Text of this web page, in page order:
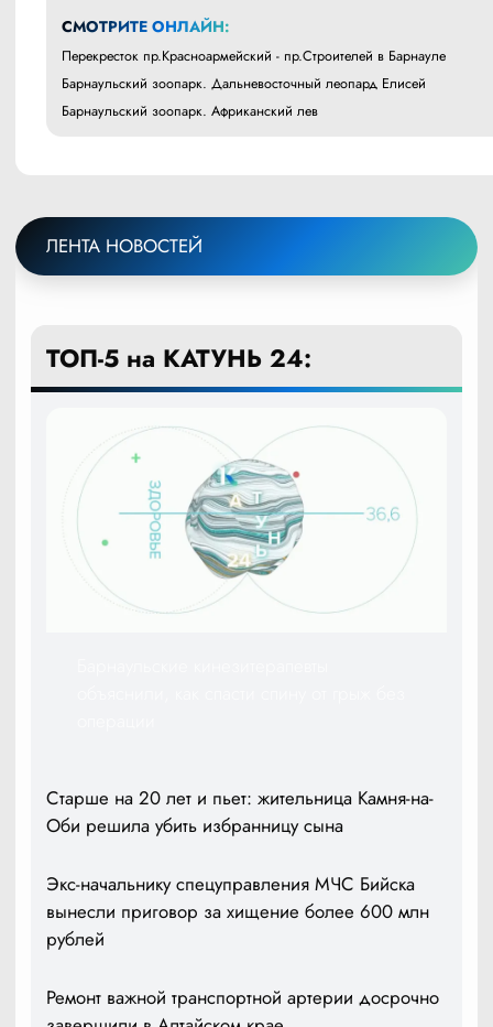
СМОТРИТЕ ОНЛАЙН:
Перекресток пр.Красноармейский - пр.Строителей в Барнауле
Барнаульский зоопарк. Дальневосточный леопард Елисей
Барнаульский зоопарк. Африканский лев
ЛЕНТА НОВОСТЕЙ
ТОП-5 на КАТУНЬ 24:
Старше на 20 лет и пьет: жительница Камня-на-
Оби решила убить избранницу сына
Экс-начальнику спецуправления МЧС Бийска
вынесли приговор за хищение более 600 млн
рублей
Ремонт важной транспортной артерии досрочно